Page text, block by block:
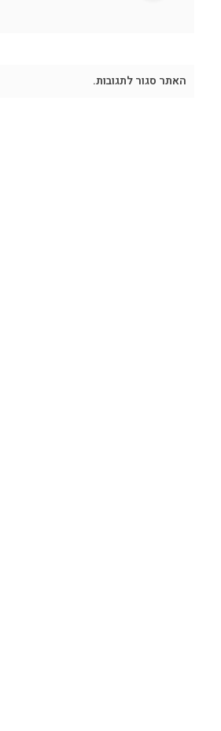
האתר סגור לתגובות.